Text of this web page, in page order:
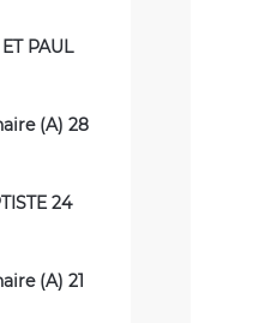
PAUL
(A) 28
24
(A) 21